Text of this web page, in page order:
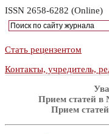
ISSN 2658-6282 (Online)
Стать рецензентом
Контакты, учредитель,
Прием статей
Прием